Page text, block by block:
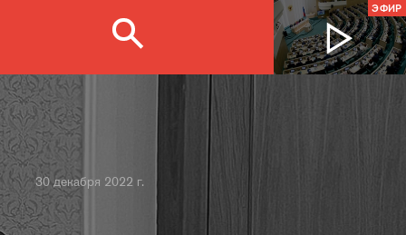
ЭФИР
30 декабря 2022 г.